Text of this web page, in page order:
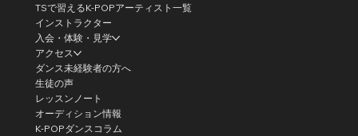
TSで習えるK-POPアーティスト一覧
インストラクター
入会・体験・見学
アクセス
ダンス未経験者の方へ
生徒の声
レッスンノート
オーディション情報
K-POPダンスコラム